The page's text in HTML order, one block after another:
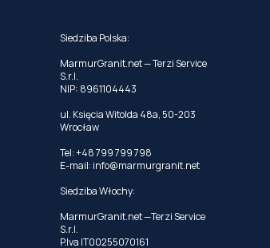
Siedziba Polska:
MarmurGranit.net — Terzi Service
S.r.l.
NIP: 8961104443
ul. Księcia Witolda 48a, 50-203
Wrocław
Tel: +48 799 799 798
E-mail: info@marmurgranit.net
Siedziba Włochy:
MarmurGranit.net —Terzi Service
S.r.l.
P.Iva IT00255070161